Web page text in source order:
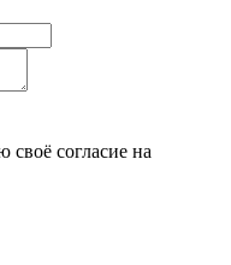
согласие на